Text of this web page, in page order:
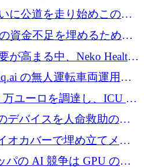
ドルを確保
に公道を走り始めこの国
うとしている
資金不足を埋めるために
ーロを調達
が高まる中、Neko Health
の無人運転車両運用を
万ユーロを調達し、ICU の
動化するための MDR 認
デバイスを人命救助の救
ために 16 万 2,000 ユーロ
オカバーで埋め立てメタ
を調達
パの AI 競争は GPU の所